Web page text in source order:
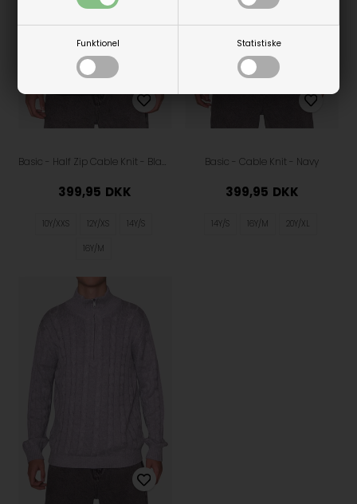
Funktionel Statistiske
Basic - Half Zip Cable Knit - Black
399,95 DKK
10Y/XXS 12Y/XS 14Y/S
16Y/M
Basic - Cable Knit - Navy
399,95 DKK
14Y/S 16Y/M 20Y/XL